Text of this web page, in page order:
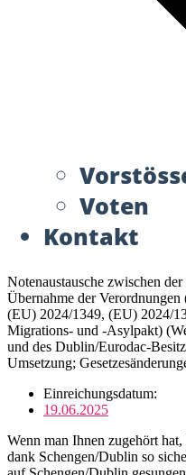
Voten
Kontakt
Notenaustausche zwischen
Übernahme der
(EU) 2024/1349, (EU) 2024/
Migrations- und -Asylpakt)
und des Dublin/Eurodac-
Umsetzung;
Einreichungsdatum:
19.06.2025
Wenn man Ihnen zugehört
dank Schengen/Dublin so